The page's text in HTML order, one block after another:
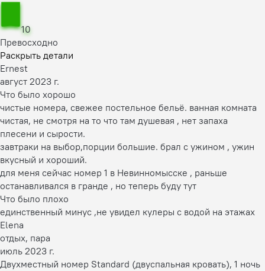
10
Превосходно
Раскрыть детали
Ernest
август 2023 г.
Что было хорошо
чистые номера, свежее постельное бельё. ванная комната
чистая, не смотря на то что там душевая , нет запаха
плесени и сырости.
завтраки на выбор,порции большие. брал с ужином , ужин
вкусный и хороший.
для меня сейчас номер 1 в Невинномысске , раньше
останавливался в гранде , но теперь буду тут
Что было плохо
единственный минус ,не увидел кулеры с водой на этажах
Elena
отдых, пара
июль 2023 г.
Двухместный номер Standard (двуспальная кровать), 1 ночь